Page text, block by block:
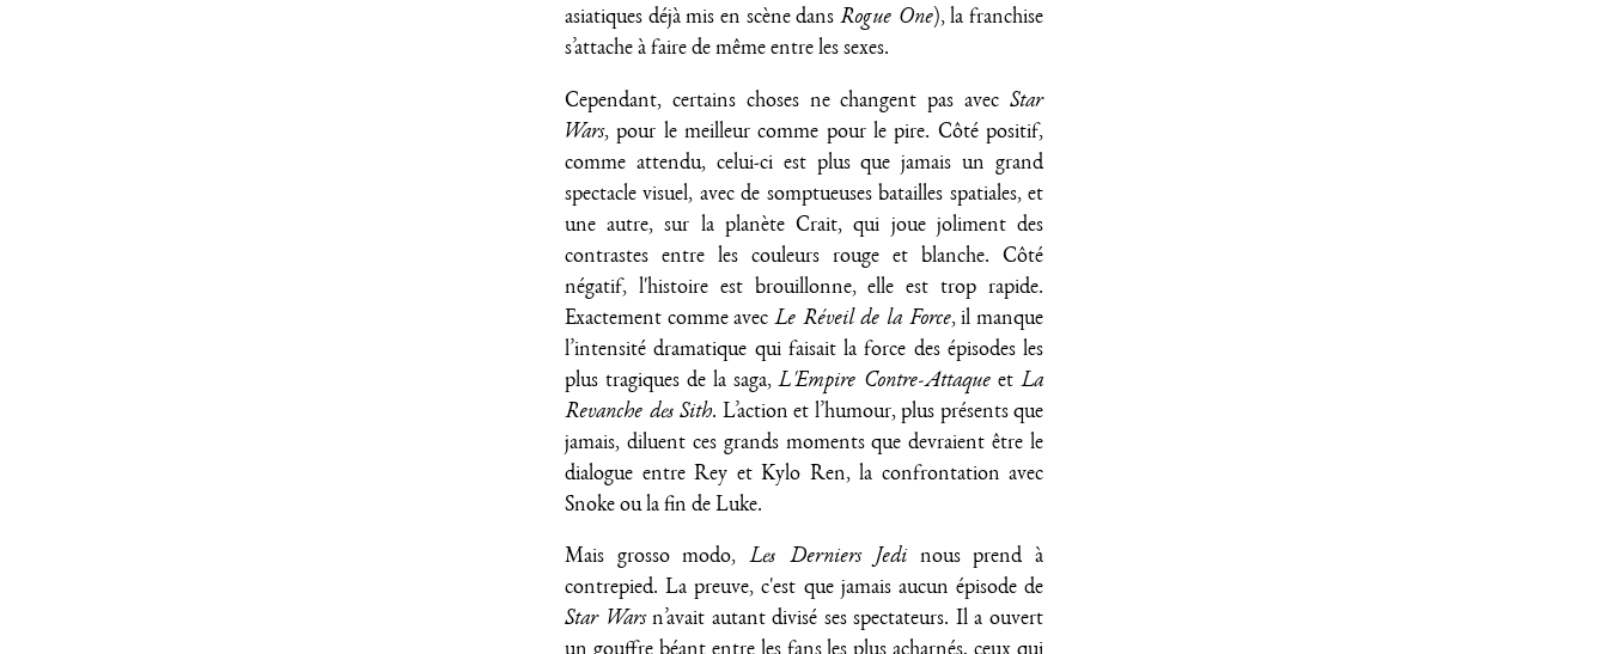
asiatiques déjà mis en scène dans Rogue One), la franchise
s’attache à faire de même entre les sexes.
Cependant, certains choses ne changent pas avec Star
Wars, pour le meilleur comme pour le pire. Côté positif,
comme attendu, celui-ci est plus que jamais un grand
spectacle visuel, avec de somptueuses batailles spatiales, et
une autre, sur la planète Crait, qui joue joliment des
contrastes entre les couleurs rouge et blanche. Côté
négatif, l'histoire est brouillonne, elle est trop rapide.
Exactement comme avec Le Réveil de la Force, il manque
l’intensité dramatique qui faisait la force des épisodes les
plus tragiques de la saga,L'Empire Contre-Attaque et La
Revanche des Sith. L’action et l’humour, plus présents que
jamais, diluent ces grands moments que devraient être le
dialogue entre Rey et Kylo Ren, la confrontation avec
Snoke ou la fin de Luke.
Mais grosso modo, Les Derniers Jedi nous prend à
contrepied. La preuve, c'est que jamais aucun épisode de
Star Warsn’avait autant divisé ses spectateurs. Il a ouvert